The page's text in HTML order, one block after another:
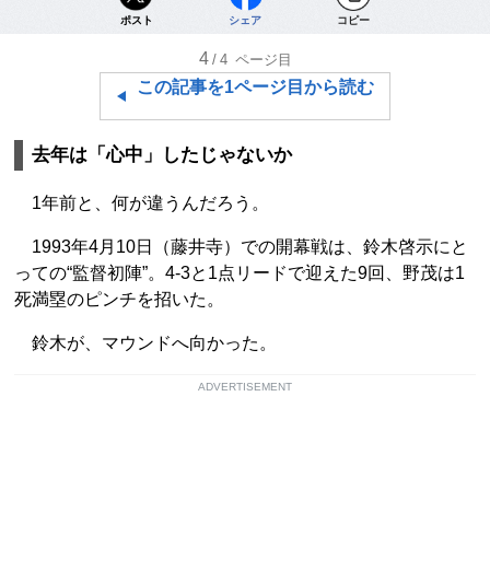
ポスト シェア コピー
4 /4 ページ目
この記事を1ページ目から読む
去年は「心中」したじゃないか
1年前と、何が違うんだろう。
1993年4月10日（藤井寺）での開幕戦は、鈴木啓示にと
っての“監督初陣”。4-3と1点リードで迎えた9回、野茂は1
死満塁のピンチを招いた。
鈴木が、マウンドへ向かった。
ADVERTISEMENT